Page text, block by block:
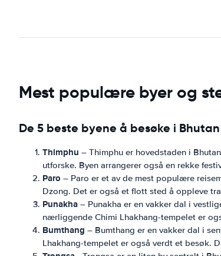
Mest populære byer og
De 5 beste byene å besøke i Bhutan
Thimphu – Thimphu er hovedstaden i
utforske. Byen arrangerer også en rekke
Paro – Paro er et av de mest populære
Dzong. Det er også et flott sted å oppleve
Punakha – Punakha er en vakker dal i
nærliggende Chimi Lhakhang-tempelet er
Bumthang – Bumthang er en vakker dal i
Lhakhang-tempelet er også verdt et besøk.